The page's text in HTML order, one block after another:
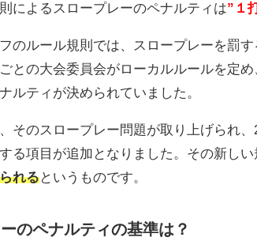
によるスロープレーのペナルティは”１
のルール規則では、スロープレーを罰
との大会委員会がローカルルールを定
ルティが決められていました。
そのスロープレー問題が取り上げられ
る項目が追加となりました。その新し
れるというものです。
のペナルティの基準は？